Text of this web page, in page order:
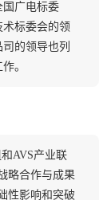
国广电标委
标委会的领
的领导也列
。
AVS产业联
略合作与成果
性影响和突破